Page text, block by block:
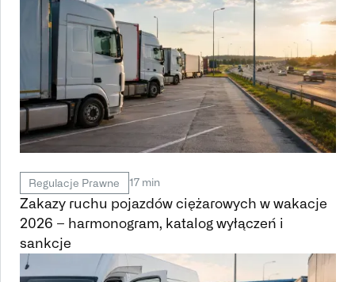
Regulacje Prawne 17 min
Zakazy ruchu pojazdów ciężarowych w wakacje
2026 – harmonogram, katalog wyłączeń i
sankcje